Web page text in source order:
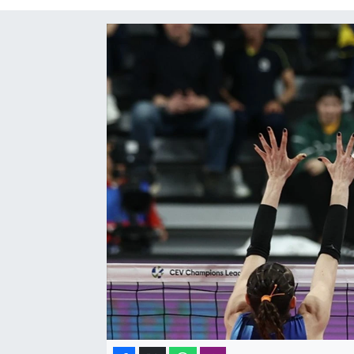
TEKNOLOJİ
YEREL YÖNETİMLER